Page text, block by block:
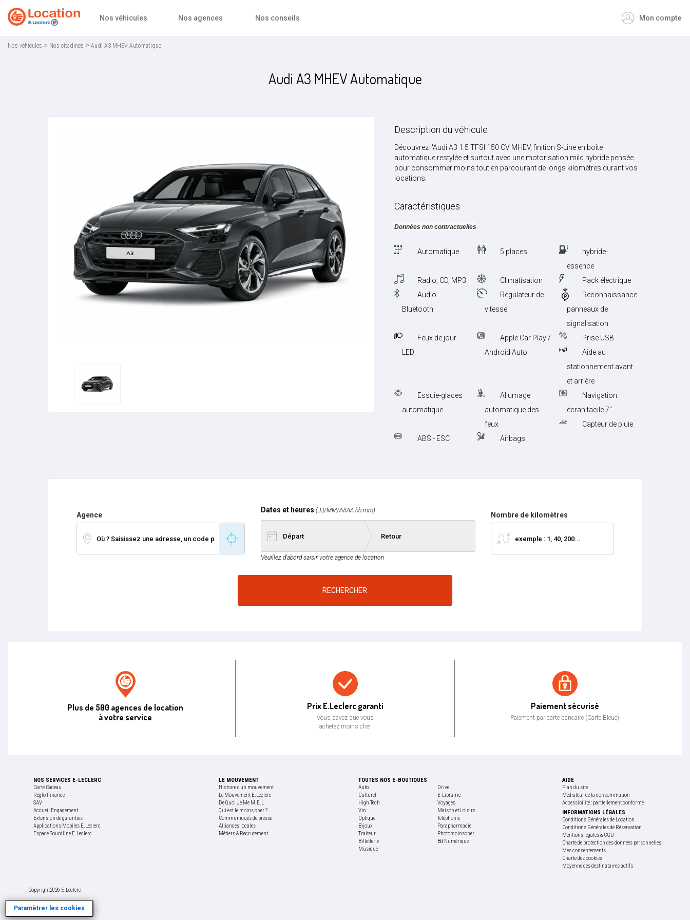
Accueil
Nos véhicules Nos agences Nos conseils Mon compte
Nos véhicules > Nos citadines > Audi A3 MHEV Automatique
Audi A3 MHEV Automatique
Description du véhicule
Découvrez l'Audi A3 1.5 TFSI 150 CV MHEV, finition S-Line en boîte
automatique restylée et surtout avec une motorisation mild hybride pensée
pour consommer moins tout en parcourant de longs kilomètres durant vos
locations.
Caractéristiques
Données non contractuelles
Automatique 5 places
hybride-
essence
Radio, CD, MP3
Climatisation
Pack électrique
Audio
Bluetooth
Régulateur de
vitesse
Reconnaissance
panneaux de
signalisation
Feux de jour
LED
Apple Car Play /
Android Auto
Prise USB
Aide au
stationnement avant
et arrière
Essuie-glaces
automatique
Allumage
automatique des
feux
Navigation
écran tacile 7''
Capteur de pluie
ABS - ESC
Airbags
Agence
Dates et heures (JJ/MM/AAAA hh:mm)
Veuillez d'abord saisir votre agence de location
Nombre de kilomètres
RECHERCHER
Plus de 500 agences de location
à votre service
Prix E.Leclerc garanti
Vous savez que vous
achetez moins cher
Paiement sécurisé
Paiement par carte bancaire (Carte Bleue)
NOS SERVICES E-LECLERC
Carte Cadeau
Réglo Finance
SAV
Accueil Engagement
Extension de garanties
Applications Mobiles E.Leclerc
Espace Sourdline E.Leclerc
LE MOUVEMENT
Histoire d'un mouvement
Le Mouvement E.Leclerc
De Quoi Je Me M.E.L
Qui est le moins cher ?
Communiqués de presse
Alliances locales
Métiers & Recrutement
TOUTES NOS E-BOUTIQUES
Auto
Drive
Culturel
E-Librairie
High Tech
Voyages
Vin
Maison et Loisirs
Optique
Téléphonie
Bijoux
Parapharmacie
Traiteur
Photomoinscher
Billetterie
Bd Numérique
Musique
AIDE
Plan du site
Médiateur de la consommation
Accessibilité : partiellement conforme
INFORMATIONS LÉGALES
Conditions Générales de Location
Conditions Générales de Réservation
Mentions légales & CGU
Charte de protection des données personnelles
Mes consentements
Charte des cookies
Moyenne des destinataires actifs
Copyright2026 E.Leclerc
Paramètrer les cookies